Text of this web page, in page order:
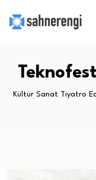
Kültür Sanat Tiyatro